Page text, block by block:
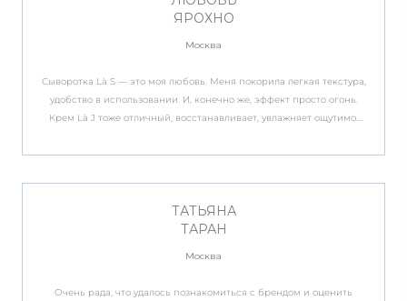
ЯРОХНО
Москва
Сыворотка Là S — это моя любовь. Меня покорила легкая текстура,
удобство в использовании. И, конечно же, эффект просто огонь.
Крем Là J тоже отличный, восстанавливает, увлажняет ощутимо.
ТАТЬЯНА
ТАРАН
Москва
Очень рада, что удалось познакомиться с брендом и оценить